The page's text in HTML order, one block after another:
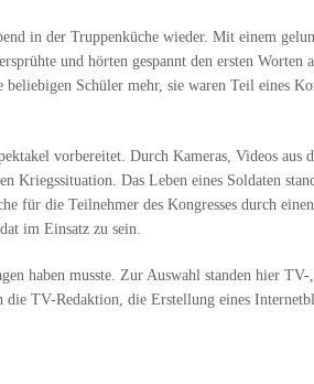
in der Truppenküche wieder. Mit einem
und hörten gespannt den ersten Worten
Schüler mehr, sie waren Teil eines
vorbereitet. Durch Kameras, Videos aus
Kriegssituation. Das Leben eines Soldaten
für die Teilnehmer des Kongresses durch
im Einsatz zu sein.
haben musste. Zur Auswahl standen hier
die TV-Redaktion, die Erstellung eines